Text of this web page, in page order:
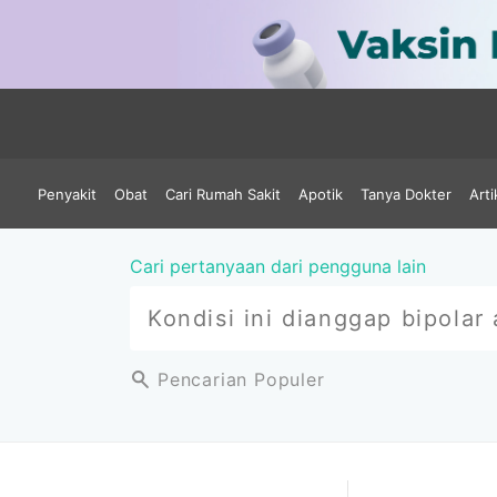
Penyakit Obat Cari Rumah Sakit Apotik Tanya Dokter
Cari pertanyaan dari pengguna lain
Pencarian Populer